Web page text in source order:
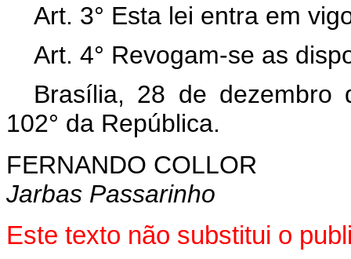
Art. 3° Esta lei entra em
Art. 4° Revogam-se as
Brasília, 28 de dezembro
102° da República.
FERNANDO COLLOR
Jarbas Passarinho
Este texto não substitui o